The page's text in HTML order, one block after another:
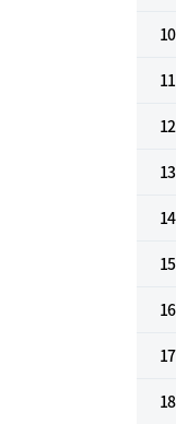
10
11
12
13
14
15
16
17
18